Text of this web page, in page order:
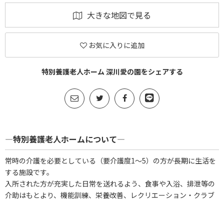
大きな地図で見る
お気に入りに追加
特別養護老人ホーム 深川愛の園をシェアする
―特別養護老人ホームについて―
常時の介護を必要としている（要介護度1～5）の方が長期に生活を
する施設です。
入所された方が充実した日常を送れるよう、食事や入浴、排泄等の
介助はもとより、機能訓練、栄養改善、レクリエーション・クラブ